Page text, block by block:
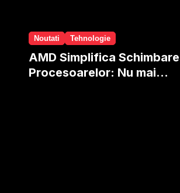
Noutati Tehnologie
AMD Simplifica
Procesoarelor: Nu mai